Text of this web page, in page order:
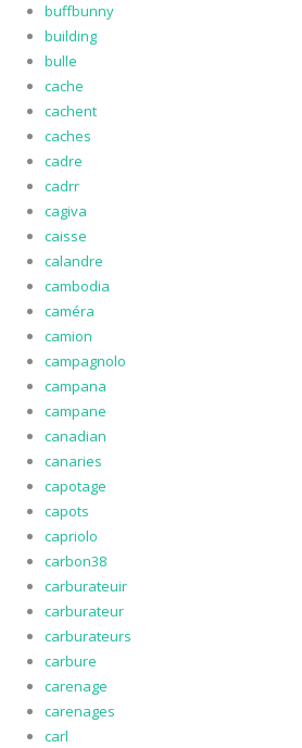
buffbunny
building
bulle
cache
cachent
caches
cadre
cadrr
cagiva
caisse
calandre
cambodia
caméra
camion
campagnolo
campana
campane
canadian
canaries
capotage
capots
capriolo
carbon38
carburateuir
carburateur
carburateurs
carbure
carenage
carenages
carl